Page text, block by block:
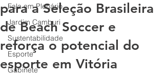
Fala em Plenário
Jardim Camburi
Sustentabilidade
Esporte
Gabinete
para a Seleção Brasileira
de Beach Soccer e
reforça o potencial do
esporte em Vitória